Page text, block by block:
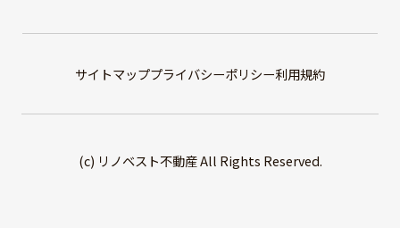
サイトマッププライバシーポリシー利用規約
(c) リノベスト不動産 All Rights Reserved.